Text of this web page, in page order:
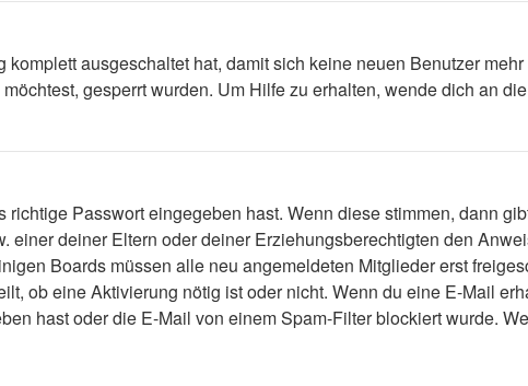
ausgeschaltet hat, damit sich keine neuen Benutzer
gesperrt wurden. Um Hilfe zu erhalten, wende dich an
Passwort eingegeben hast. Wenn diese stimmen, dann
einer deiner Eltern oder deiner Erziehungsberechtigten den
Boards müssen alle neu angemeldeten Mitglieder erst
ob eine Aktivierung nötig ist oder nicht. Wenn du eine E-Mail
hast oder die E-Mail von einem Spam-Filter blockiert wurde.